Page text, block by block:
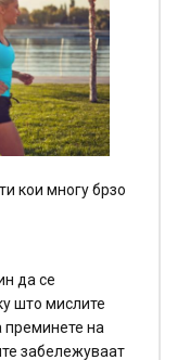
кои многу брзо
да се
што мислите
преминете на
забележуваат